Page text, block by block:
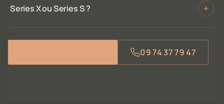
Series X ou Series S ?
09 74 37 79 47